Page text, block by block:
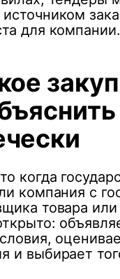
для компании.
когда
компания с
товара или
и выбирает